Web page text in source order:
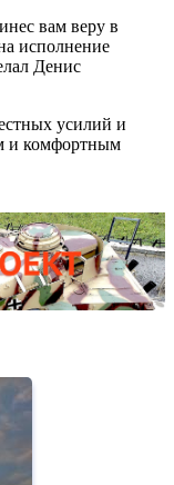
вам веру в
исполнение
Денис
усилий и
и комфортным